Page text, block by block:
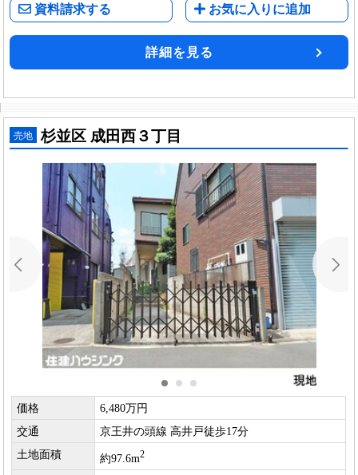
資料請求する お気に入りに追加
詳細を見る
売地 杉並区 成田西３丁目
価格
6,480万円
交通
京王井の頭線 高井戸徒歩17分
土地面積
約97.6m2